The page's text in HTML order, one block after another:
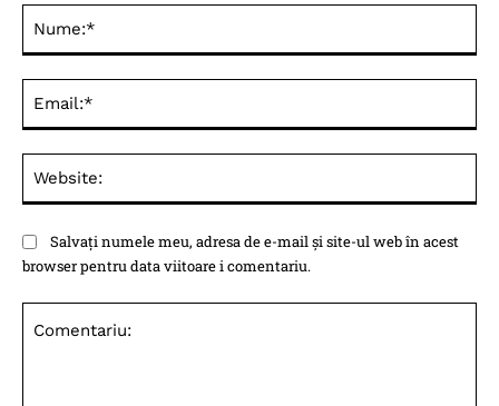
Salvați numele meu, adresa de e-mail și site-ul web în acest
browser pentru data viitoare i comentariu.